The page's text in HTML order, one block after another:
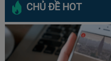
CHỦ ĐỀ HOT